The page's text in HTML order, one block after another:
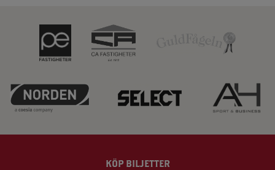
KÖP BILJETTER